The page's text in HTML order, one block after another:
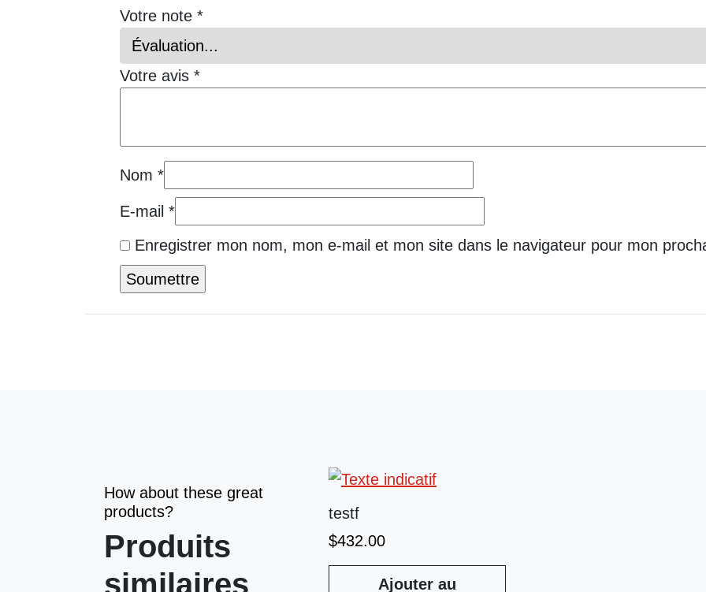
Votre note *
Votre avis *
Nom *
E-mail *
Enregistrer mon nom, mon e-mail et mon site dans le navigateur pour mon
How about these great
products?
Produits
similaires
testf
$432.00
Ajouter au